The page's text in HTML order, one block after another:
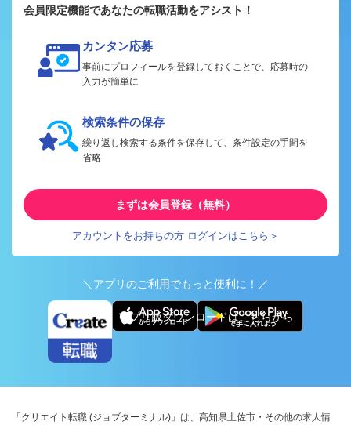
会員限定機能であなたの転職活動をアシスト！
カンタン応募
事前にプロフィールを登録しておくことで、応募時の
入力が簡単に
検索条件の保存
繰り返し検索する条件を保存して、条件設定の手間を
省略
まずは会員登録（無料）
アカウントをお持ちの方 ログインはこちら＞
＼アプリのご利用でもっと便利に！／
アプリ版ダウンロードはこちらから
「クリエイト転職 (ジョブターミナル)」は、高知県土佐市・その他の求人情